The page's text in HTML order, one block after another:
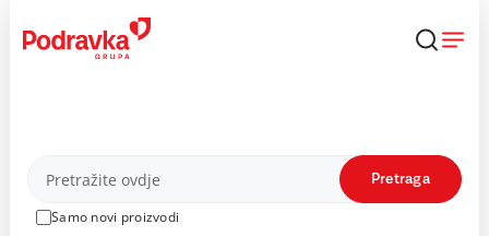
content
Proizvodi
Samo novi proizvodi
Pretraga